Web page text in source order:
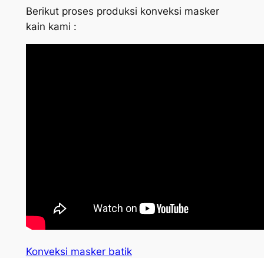
Berikut proses produksi konveksi masker
kain kami :
Konveksi masker batik